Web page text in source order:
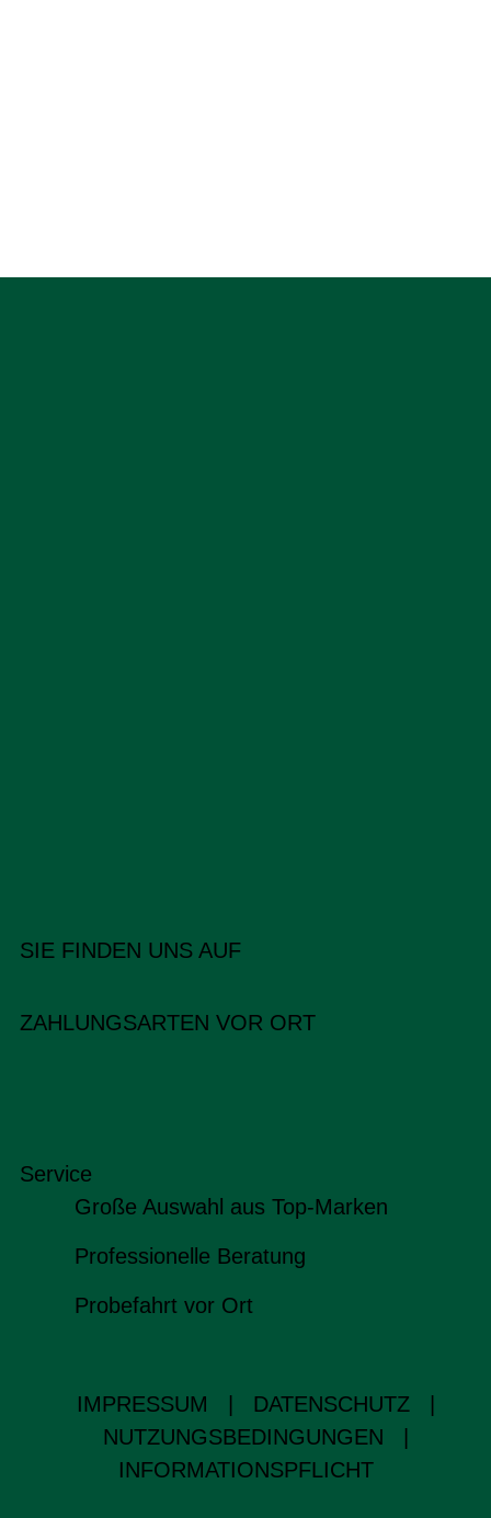
SIE FINDEN UNS AUF
ZAHLUNGSARTEN VOR ORT
Service
Große Auswahl aus Top-Marken
Professionelle Beratung
Probefahrt vor Ort
IMPRESSUM DATENSCHUTZ
NUTZUNGSBEDINGUNGEN
INFORMATIONSPFLICHT